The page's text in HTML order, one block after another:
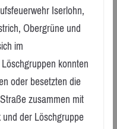
Iserlohn,
Obergrüne und
im
konnten
oder besetzten die
zusammen mit
der Löschgruppe